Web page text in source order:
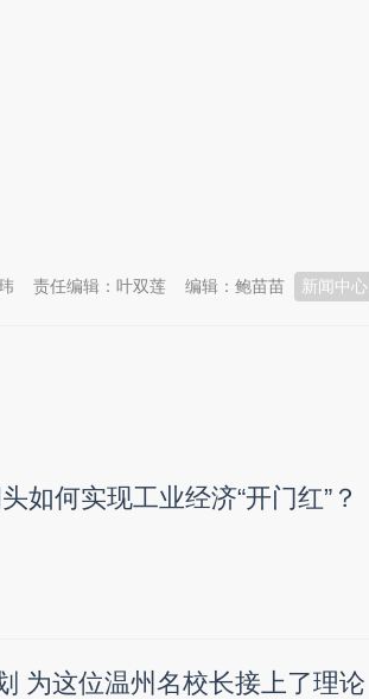
新闻中心
编辑：鲍苗苗
责任编辑：叶双莲
如何实现工业经济“开门红”？
为这位温州名校长接上了理论